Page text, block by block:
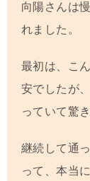
向陽さんは
れました。
最初は、こ
安でしたが
っていて驚
継続して通
って、本当